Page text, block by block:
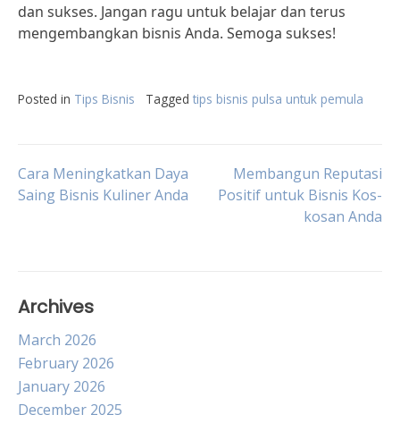
dan sukses. Jangan ragu untuk belajar dan terus
mengembangkan bisnis Anda. Semoga sukses!
Posted in Tips Bisnis Tagged tips bisnis pulsa untuk pemula
Post
Cara Meningkatkan Daya
Saing Bisnis Kuliner Anda
Membangun Reputasi
Positif untuk Bisnis Kos-
kosan Anda
Archives
March 2026
February 2026
January 2026
December 2025